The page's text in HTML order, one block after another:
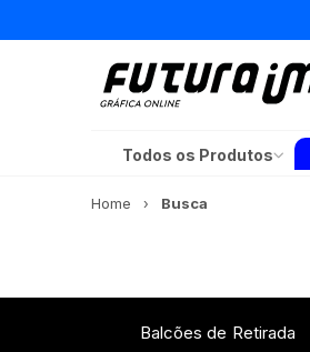
Todos os Produtos
Home Busca
Balcões de Retirada